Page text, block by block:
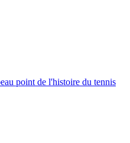
point de l'histoire du tennis